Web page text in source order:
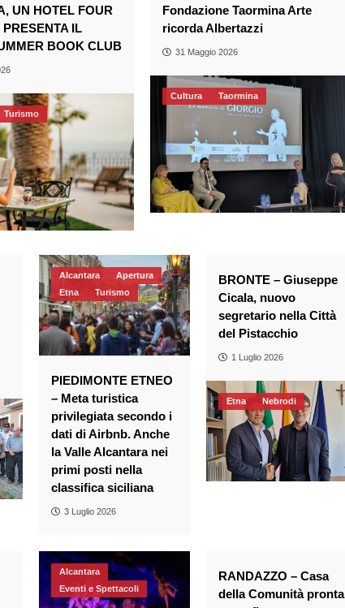
Turismo
UN HOTEL FOUR
IL
BOOK CLUB
Cultura Taormina
Fondazione Taormina Arte
ricorda Albertazzi
31 Maggio 2026
Alcantara
Apertura
Etna
Turismo
PIEDIMONTE ETNEO
– Meta turistica
privilegiata secondo i
dati di Airbnb. Anche
la Valle Alcantara nei
primi posti nella
classifica siciliana
3 Luglio 2026
Etna Nebrodi
BRONTE – Giuseppe
Cicala, nuovo
segretario nella Città
del Pistacchio
1 Luglio 2026
Alcantara
Eventi e Spettacoli
RANDAZZO – Casa
della Comunità pronta